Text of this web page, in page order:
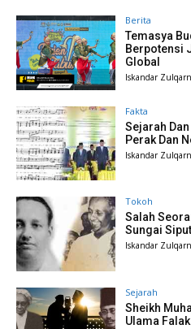
Berita
Temasya
Berpotensi
Global
Iskandar
Fakta
Sejarah
Perak Dan
Iskandar
Tokoh
Salah
Sungai
Iskandar
Sejarah
Sheikh
Ulama